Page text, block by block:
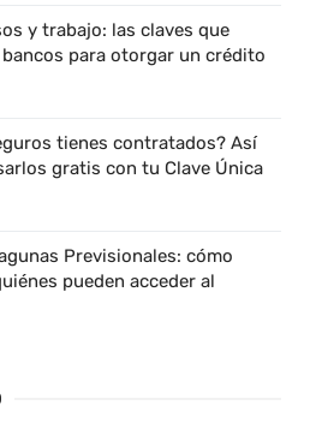
y trabajo: las claves que
para otorgar un crédito
tienes contratados? Así
gratis con tu Clave Única
Previsionales: cómo
pueden acceder al